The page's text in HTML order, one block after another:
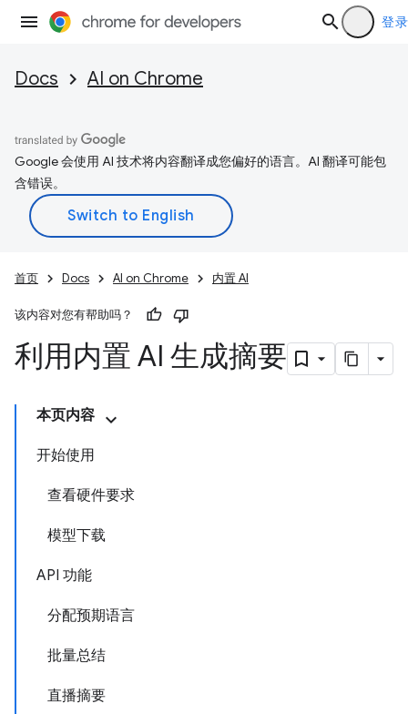
登录
Docs AI on Chrome
Google 会使用 AI 技术将内容翻译成您偏好的语言。AI 翻译可能包
含错误。
首页 Docs AI on Chrome 内置 AI
该内容对您有帮助吗？
利用内置 AI 生成摘要
本页内容
开始使用
查看硬件要求
模型下载
API 功能
分配预期语言
批量总结
直播摘要